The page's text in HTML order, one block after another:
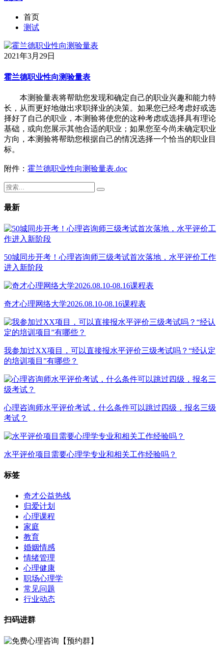
首页
测试
2021年3月29日
霍兰德职业性向测验量表
本测验量表将帮助您发现和确定自己的职业兴趣和能力特
长，从而更好地做出求职择业的决策。如果您已经考虑好或选
择好了自己的职业，本测验将使您的这种考虑或选择具有理论
基础，或向您展示其他合适的职业；如果您至今尚未确定职业
方向，本测验将帮助您根据自己的情况选择一个恰当的职业目
标。
附件： 霍兰德职业性向测验量表.doc
最新
50城同步开考！心理咨询师三级考试首次落地，水平评价工作
进入新阶段
奇才心理网络大学2026.08.10-08.16课程表
我参加过XX项目，可以直接报水平评价三级考试吗？“经认定
的培训项目”有哪些？
心理咨询师水平评价考试，什么条件可以跳过四级，报名三级
考试？
水平评价项目需要心理学专业和相关工作经验吗？
标签
奇才公益热线
归爱计划
心理课程
家庭
教育
婚姻情感
情绪管理
心理健康
职场心理学
常见问题
行业动态
扫码进群